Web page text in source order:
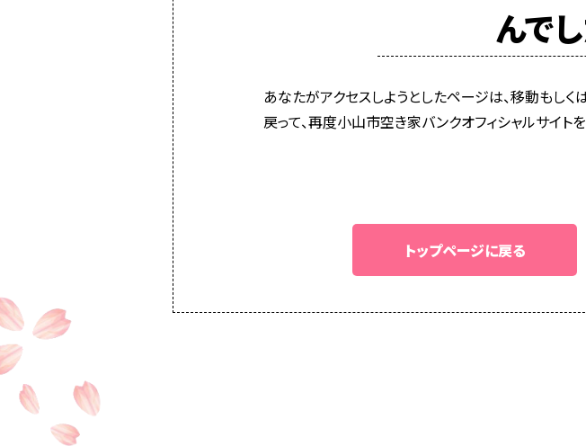
んで
あなたがアクセスしようとしたページは、移動もし
戻って、再度小山市空き家バンクオフィシャルサイトを
トップページに戻る